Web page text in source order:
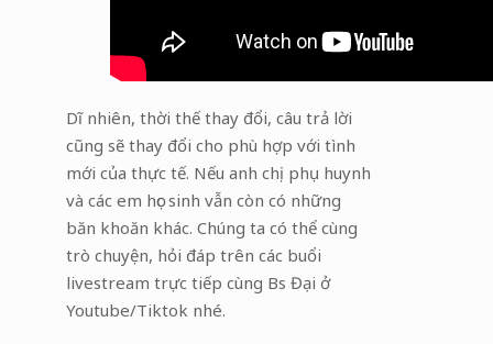
Dĩ nhiên, thời thế thay đổi, câu trả lời
cũng sẽ thay đổi cho phù hợp với tình
mới của thực tế. Nếu anh chị phụ huynh
và các em học sinh vẫn còn có những
băn khoăn khác. Chúng ta có thể cùng
trò chuyện, hỏi đáp trên các buổi
livestream trực tiếp cùng Bs Đại ở
Youtube/Tiktok nhé.